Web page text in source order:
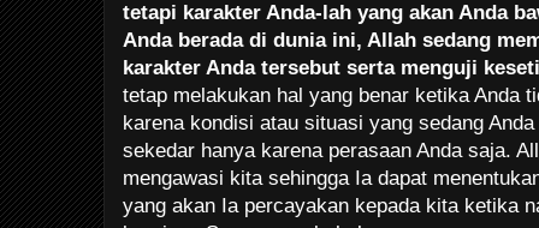
tetapi karakter Anda-lah yang akan Anda
Anda berada di dunia ini, Allah sedang
karakter Anda tersebut serta menguji
tetap melakukan hal yang benar ketika Anda
karena kondisi atau situasi yang sedang
sekedar hanya karena perasaan Anda saja.
mengawasi kita sehingga Ia dapat
yang akan Ia percayakan kepada kita ketika